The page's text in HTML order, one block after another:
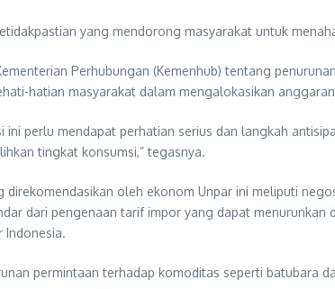
yang mendorong masyarakat untuk
Perhubungan (Kemenhub) tentang
hatian masyarakat dalam mengalokasikan
ini perlu mendapat perhatian serius dan langkah
tingkat konsumsi,” tegasnya.
direkomendasikan oleh ekonom Unpar ini meliputi
dari pengenaan tarif impor yang dapat
Indonesia.
permintaan terhadap komoditas seperti batubara